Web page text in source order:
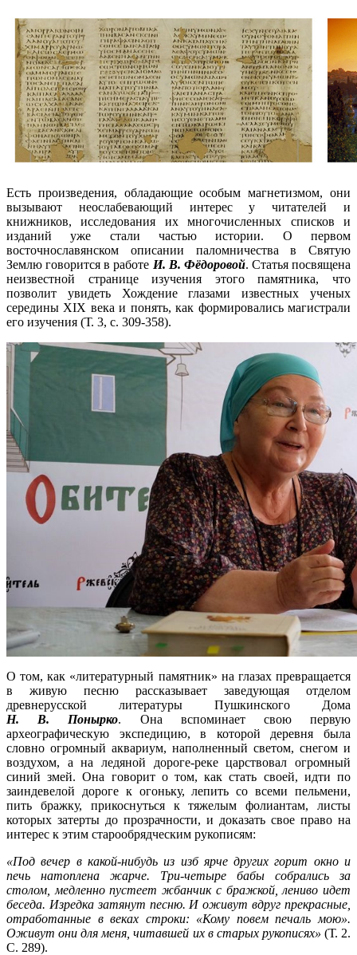
Есть произведения, обладающие особым магнетизмом, они
вызывают неослабевающий интерес у читателей и
книжников, исследования их многочисленных списков и
изданий уже стали частью истории. О первом
восточнославянском описании паломничества в Святую
Землю говорится в работе И. В. Фёдоровой. Статья посвящена
неизвестной странице изучения этого памятника, что
позволит увидеть Хождение глазами известных ученых
середины XIX века и понять, как формировались магистрали
его изучения (Т. 3, с. 309-358).
О том, как «литературный памятник» на глазах превращается
в живую песню рассказывает заведующая отделом
древнерусской литературы Пушкинского Дома
Н. В. Понырко. Она вспоминает свою первую
археографическую экспедицию, в которой деревня была
словно огромный аквариум, наполненный светом, снегом и
воздухом, а на ледяной дороге-реке царствовал огромный
синий змей. Она говорит о том, как стать своей, идти по
заиндевелой дороге к огоньку, лепить со всеми пельмени,
пить бражку, прикоснуться к тяжелым фолиантам, листы
которых затерты до прозрачности, и доказать свое право на
интерес к этим старообрядческим рукописям:
«Под вечер в какой-нибудь из изб ярче других горит окно и
печь натоплена жарче. Три-четыре бабы собрались за
столом, медленно пустеет жбанчик с бражкой, лениво идет
беседа. Изредка затянут песню. И оживут вдруг прекрасные,
отработанные в веках строки: «Кому повем печаль мою».
Оживут они для меня, читавшей их в старых рукописях» (Т. 2.
С. 289).